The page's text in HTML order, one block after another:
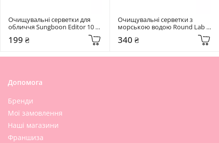
Очищувальні серветки для
обличчя Sungboon Editor 10
шт Green Tomato Deep Pore
Cleansing Tissue
199 ₴
Очищувальні серветки з
морською водою Round Lab
30 шт 1025 Dokdo Cleansing
Tissue 30 sheets
340 ₴
Допомога
Бренди
Мої замовлення
Наші магазини
Франшиза